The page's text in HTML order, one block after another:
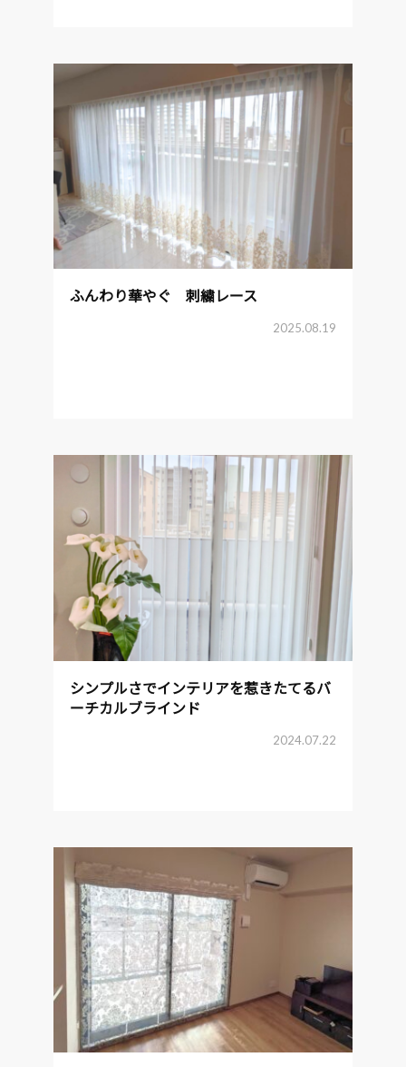
ふんわり華やぐ 刺繍レース
2025.08.19
シンプルさでインテリアを惹きたてるバ
ーチカルブラインド
2024.07.22